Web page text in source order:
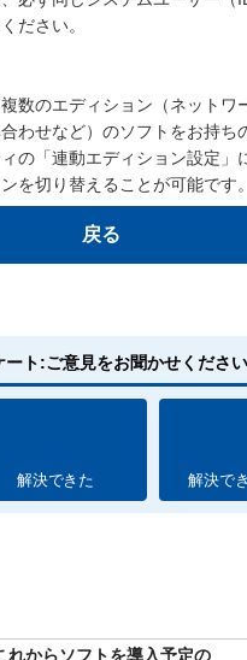
ださい。
数のエディション（ネットワ
わせなど）のソフトをお持ち
の「連動エディション設定」
を切り替えることが可能です。
戻る
ート:ご意見をお聞かせください
解決できた 解決で
れからソフトを導入予定の